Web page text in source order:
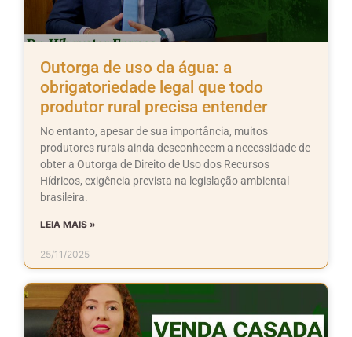
Outorga de uso da água: a
obrigatoriedade legal que todo
produtor rural precisa entender
No entanto, apesar de sua importância, muitos
produtores rurais ainda desconhecem a necessidade de
obter a Outorga de Direito de Uso dos Recursos
Hídricos, exigência prevista na legislação ambiental
brasileira.
LEIA MAIS »
25/11/2025